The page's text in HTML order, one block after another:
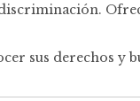
derechos y